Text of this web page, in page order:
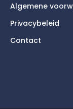
Algemene
Privacybeleid
Contact